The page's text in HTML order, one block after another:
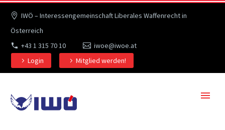
IWÖ – Interessengemeinschaft Liberales Waffenrecht in
Österreich
+43 1 315 70 10
iwoe@iwoe.at
Login
Mitglied werden!